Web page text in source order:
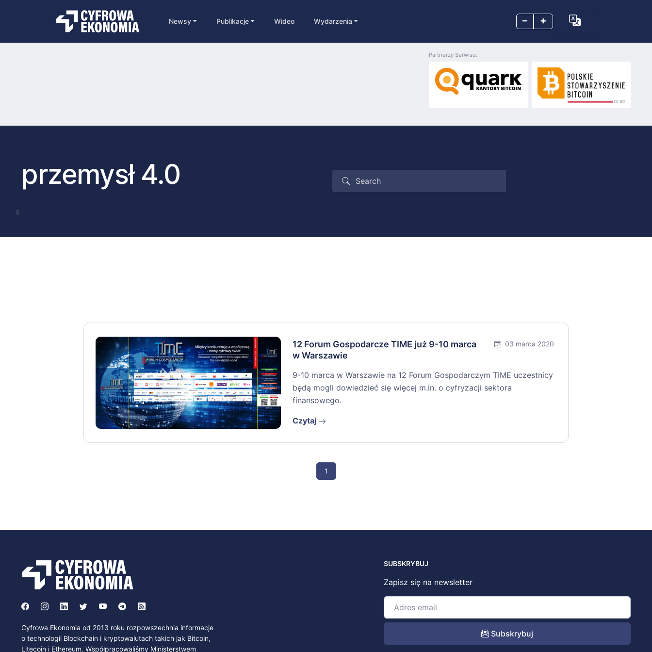
– +
Newsy Publikacje Wideo Wydarzenia
Partnerzy Serwisu:
przemysł 4.0
s
12 Forum Gospodarcze TIME już 9-10 marca
w Warszawie
03 marca 2020
9-10 marca w Warszawie na 12 Forum Gospodarczym TIME uczestnicy
będą mogli dowiedzieć się więcej m.in. o cyfryzacji sektora
finansowego.
Czytaj
1
Cyfrowa Ekonomia od 2013 roku rozpowszechnia informacje
o technologii Blockchain i kryptowalutach takich jak Bitcoin,
Litecoin i Ethereum. Współpracowaliśmy Ministerstwem
SUBSKRYBUJ
Zapisz się na newsletter
Subskrybuj